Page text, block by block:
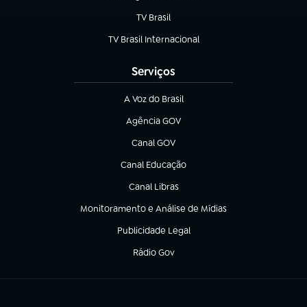
TV Brasil
(abre em nova aba)
TV Brasil Internacional
(abre em nova aba)
Serviços
A Voz do Brasil
(abre em nova aba)
Agência GOV
(abre em nova aba)
Canal GOV
(abre em nova aba)
Canal Educação
(abre em nova aba)
Canal Libras
(abre em nova aba)
Monitoramento e Análise de Mídias
(abre em nova aba)
Publicidade Legal
(abre em nova aba)
Rádio Gov
(abre em nova aba)